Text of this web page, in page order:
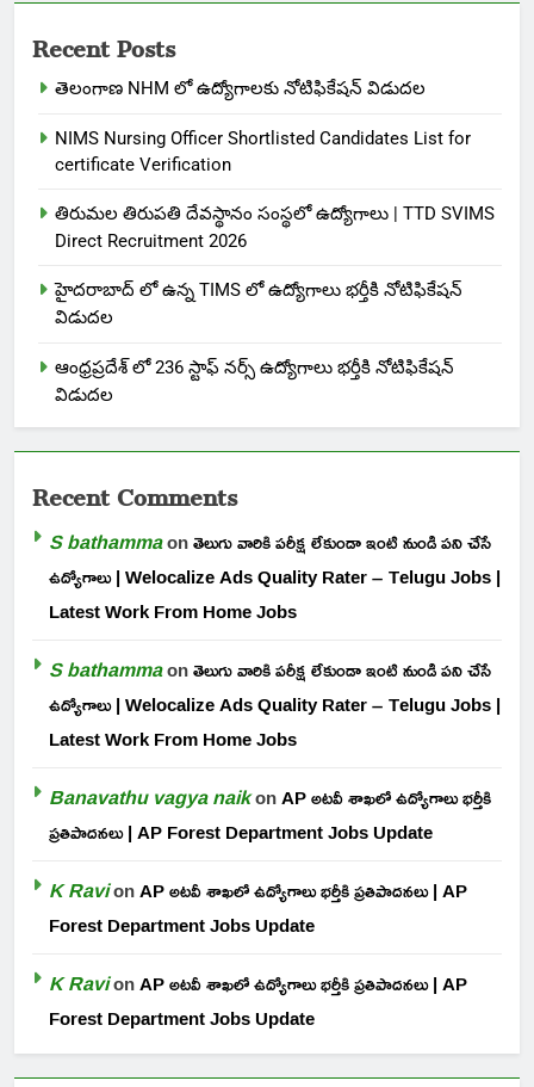
Recent Posts
తెలంగాణ NHM లో ఉద్యోగాలకు నోటిఫికేషన్ విడుదల
NIMS Nursing Officer Shortlisted Candidates List for
certificate Verification
తిరుమల తిరుపతి దేవస్థానం సంస్థలో ఉద్యోగాలు | TTD SVIMS
Direct Recruitment 2026
హైదరాబాద్ లో ఉన్న TIMS లో ఉద్యోగాలు భర్తీకి నోటిఫికేషన్
విడుదల
ఆంధ్రప్రదేశ్ లో 236 స్టాఫ్ నర్స్ ఉద్యోగాలు భర్తీకి నోటిఫికేషన్
విడుదల
Recent Comments
S bathammaonతెలుగు వారికి పరీక్ష లేకుండా ఇంటి నుండి పని చేసే
ఉద్యోగాలు | Welocalize Ads Quality Rater – Telugu Jobs |
Latest Work From Home Jobs
S bathammaonతెలుగు వారికి పరీక్ష లేకుండా ఇంటి నుండి పని చేసే
ఉద్యోగాలు | Welocalize Ads Quality Rater – Telugu Jobs |
Latest Work From Home Jobs
Banavathu vagya naikonAP అటవీ శాఖలో ఉద్యోగాలు భర్తీకి
ప్రతిపాదనలు | AP Forest Department Jobs Update
K RavionAP అటవీ శాఖలో ఉద్యోగాలు భర్తీకి ప్రతిపాదనలు | AP
Forest Department Jobs Update
K RavionAP అటవీ శాఖలో ఉద్యోగాలు భర్తీకి ప్రతిపాదనలు | AP
Forest Department Jobs Update